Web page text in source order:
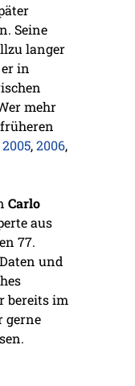
Seine
langer
in
mehr
2005,2006,
Carlo
aus
77.
und
bereits im
gerne